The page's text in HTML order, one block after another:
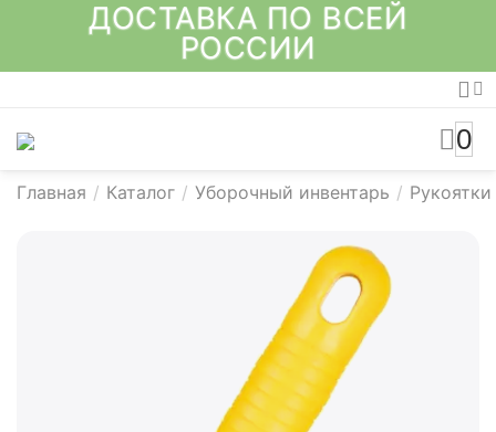
ДОСТАВКА ПО ВСЕЙ
РОССИИ
0
Главная / Каталог / Уборочный инвентарь /